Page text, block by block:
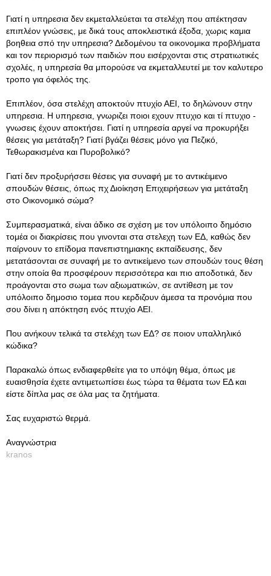
Γιατί η υπηρεσια δεν εκμεταλλεύεται τα στελέχη που απέκτησαν
επιπλέον γνώσεις, με δικά τους αποκλειστικά έξοδα, χωρις καμια
βοηθεια σπό την υπηρεσια? Δεδομένου τα οικονομικα προβλήματα
και τον περιορισμό των παιδιών που εισέρχονται στις στρατιωτικές
σχολές, η υπηρεσία θα μπορούσε να εκμεταλλευτεί με τον καλυτερο
τροπο για όφελός της.
Επιπλέον, όσα στελέχη αποκτούν πτυχίο ΑΕΙ, το δηλώνουν στην
υπηρεσια. Η υπηρεσια, γνωριζει ποιοι εχουν πτυχιο και τί πτυχιο -
γνωσεις έχουν αποκτήσει. Γιατί η υπηρεσία αργεί να προκυρήξει
θέσεις για μετάταξη? Γιατί βγάζει θέσεις μόνο για Πεζικό,
Τεθωρακισμένα και Πυροβολικό?
Γιατί δεν προξυρήσσει θέσεις για συναφή με το αντικέιμενο
σπουδών θέσεις, όπως πχ Διοίκηση Επιχειρήσεων για μετάταξη
στο Οικονομικό σώμα?
Συμπερασματικά, είναι άδικο σε σχέση με τον υπόλοιπο δημόσιο
τομέα οι διακρίσεις που γινονται στα στελεχη των ΕΔ, καθώς δεν
παίρνουν το επίδομα πανεπιστημιακης εκπαίδευσης, δεν
μετατάσονται σε συναφή με το αντικείμενο των σπουδών τους θέση
στην οποία θα προσφέρουν περισσότερα και πιο αποδοτικά, δεν
προάγονται στο σωμα των αξιωματικών, σε αντίθεση με τον
υπόλοιπο δημοσιο τομεα που κερδιζουν άμεσα τα προνόμια που
σου δίνει η απόκτηση ενός πτυχίο ΑΕΙ.
Που ανήκουν τελικά τα στελέχη των ΕΔ? σε ποιον υπαλληλικό
κώδικα?
Παρακαλώ όπως ενδιαφερθείτε για το υπόψη θέμα, όπως με
ευαισθησία έχετε αντιμετωπίσει έως τώρα τα θέματα των ΕΔ και
είστε δίπλα μας σε όλα μας τα ζητήματα.
Σας ευχαριστώ θερμά.
Αναγνώστρια
kranos